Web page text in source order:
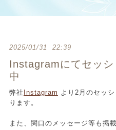
2025/01/31 22:39
Instagramにてセッ
中
弊社 Instagram より2月のセッ
ります。
また、関口のメッセージ等も掲